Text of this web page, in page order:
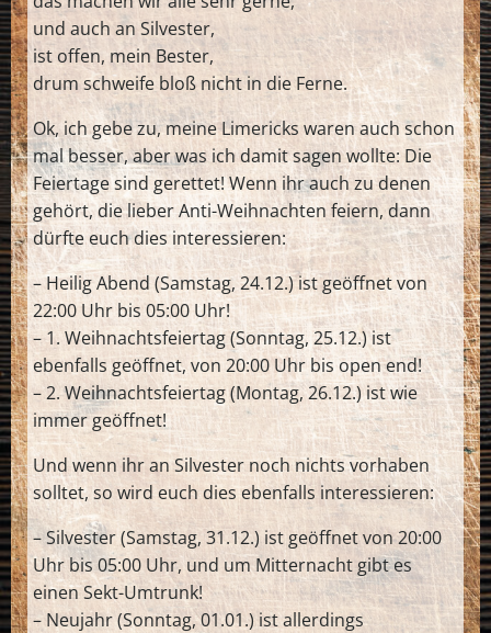
und auch an Silvester,
ist offen, mein Bester,
drum schweife bloß nicht in die Ferne.
Ok, ich gebe zu, meine Limericks waren auch schon
mal besser, aber was ich damit sagen wollte: Die
Feiertage sind gerettet! Wenn ihr auch zu denen
gehört, die lieber Anti-Weihnachten feiern, dann
dürfte euch dies interessieren:
– Heilig Abend (Samstag, 24.12.) ist geöffnet von
22:00 Uhr bis 05:00 Uhr!
– 1. Weihnachtsfeiertag (Sonntag, 25.12.) ist
ebenfalls geöffnet, von 20:00 Uhr bis open end!
– 2. Weihnachtsfeiertag (Montag, 26.12.) ist wie
immer geöffnet!
Und wenn ihr an Silvester noch nichts vorhaben
solltet, so wird euch dies ebenfalls interessieren:
– Silvester (Samstag, 31.12.) ist geöffnet von 20:00
Uhr bis 05:00 Uhr, und um Mitternacht gibt es
einen Sekt-Umtrunk!
– Neujahr (Sonntag, 01.01.) ist allerdings